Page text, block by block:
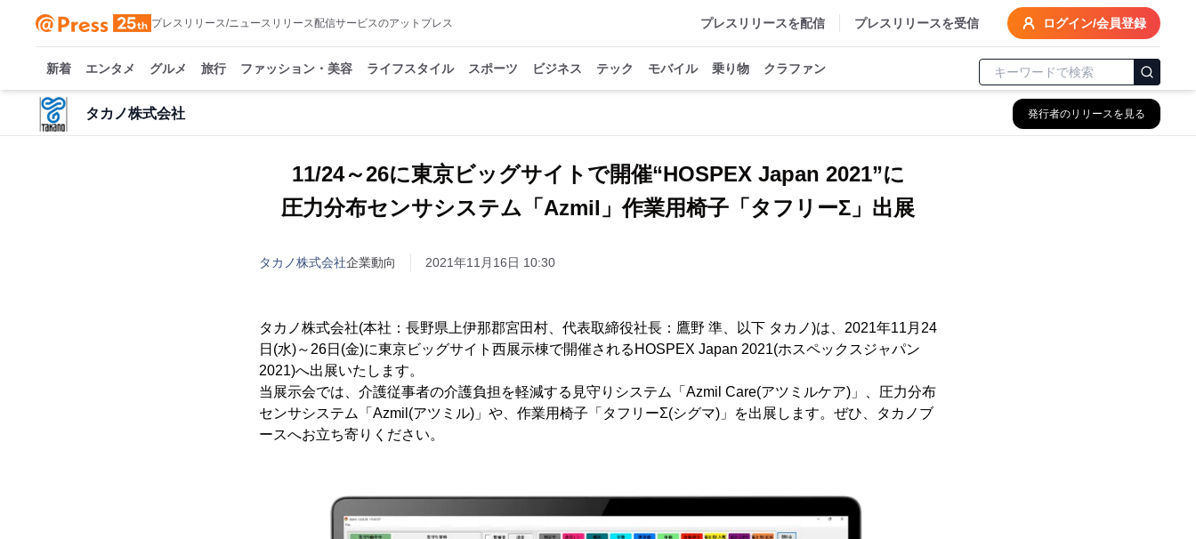
プレスリリース/ニュースリリース配信サービスのアットプレス プレスリリースを配信 プレスリリースを受信 ログイン/会員登録
新着 エンタメ グルメ 旅行 ファッション・美容 ライフスタイル スポーツ ビジネス テック モバイル 乗り物 クラファン
タカノ株式会社 発行者のリリースを見る
11/24～26に東京ビッグサイトで開催“HOSPEX Japan 2021”に
圧力分布センサシステム「Azmil」作業用椅子「タフリーΣ」出展
タカノ株式会社企業動向 2021年11月16日 10:30
タカノ株式会社(本社：長野県上伊那郡宮田村、代表取締役社長：鷹野 準、以下 タカノ)は、2021年11月24
日(水)～26日(金)に東京ビッグサイト西展示棟で開催されるHOSPEX Japan 2021(ホスペックスジャパン
2021)へ出展いたします。
当展示会では、介護従事者の介護負担を軽減する見守りシステム「Azmil Care(アツミルケア)」、圧力分布
センサシステム「Azmil(アツミル)」や、作業用椅子「タフリーΣ(シグマ)」を出展します。ぜひ、タカノブ
ースへお立ち寄りください。